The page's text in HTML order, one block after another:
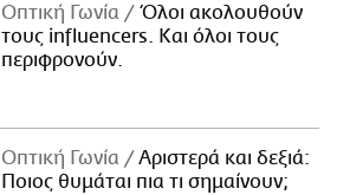
Οπτική Γωνία
Όλοι ακολουθούν
τους influencers. Και όλοι τους
περιφρονούν.
Οπτική Γωνία
Αριστερά και δεξιά:
Ποιος θυμάται πια τι σημαίνουν;